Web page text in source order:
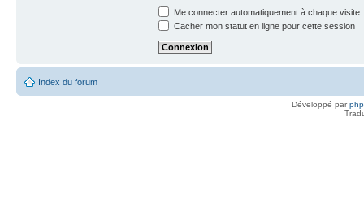
Me connecter automatiquement à chaque visite
Cacher mon statut en ligne pour cette session
Index du forum
Développé par